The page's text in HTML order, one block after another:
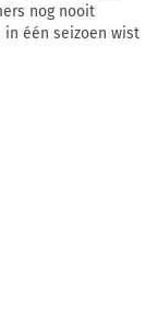
nog nooit
in één seizoen wist